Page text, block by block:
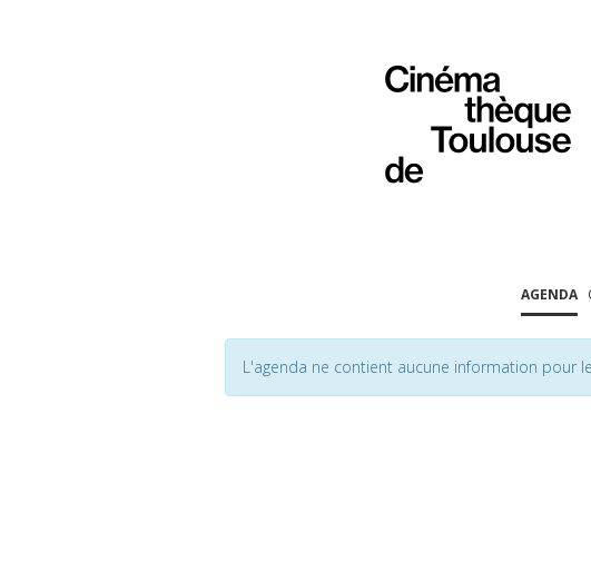
AGENDA
L'agenda ne contient aucune information pour